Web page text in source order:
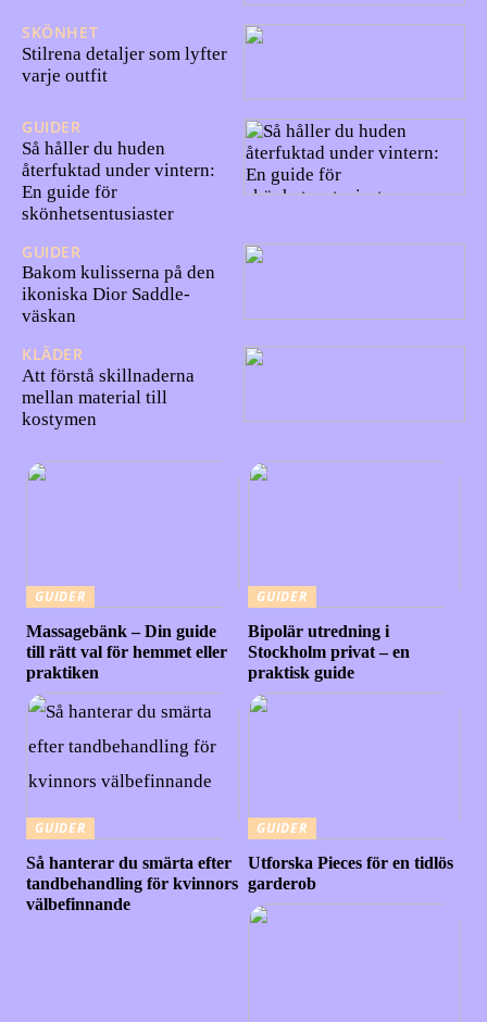
SKÖNHET
Stilrena detaljer som lyfter
varje outfit
GUIDER
Så håller du huden
återfuktad under vintern:
En guide för
skönhetsentusiaster
GUIDER
Bakom kulisserna på den
ikoniska Dior Saddle-
väskan
KLÄDER
Att förstå skillnaderna
mellan material till
kostymen
GUIDER
Massagebänk – Din guide
till rätt val för hemmet eller
praktiken
GUIDER
Bipolär utredning i
Stockholm privat – en
praktisk guide
GUIDER
Så hanterar du smärta efter
tandbehandling för kvinnors
välbefinnande
GUIDER
Utforska Pieces för en tidlös
garderob